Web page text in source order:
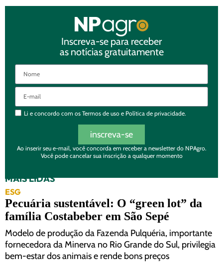
Inscreva-se para receber
as notícias gratuitamente
Li e concordo com os Termos de uso e Política de privacidade.
inscreva-se
Ao inserir seu e-mail, você concorda em receber a newsletter do NPAgro.
Você pode cancelar sua inscrição a qualquer momento
MAIS LIDAS
ESG
Pecuária sustentável: O “green lot” da
família Costabeber em São Sepé
Modelo de produção da Fazenda Pulquéria, importante
fornecedora da Minerva no Rio Grande do Sul, privilegia
bem-estar dos animais e rende bons preços